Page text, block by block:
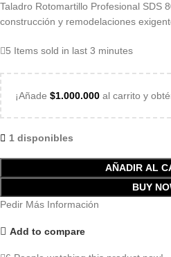
Taladro Rotomartillo Profesional SDS
construcción y remodelaciones
5 Items sold in last 3 minutes
¡Añade $1.000.000 al carrito y
1 disponibles
AÑADIR AL
BUY
Pedir Más Información
Add to compare